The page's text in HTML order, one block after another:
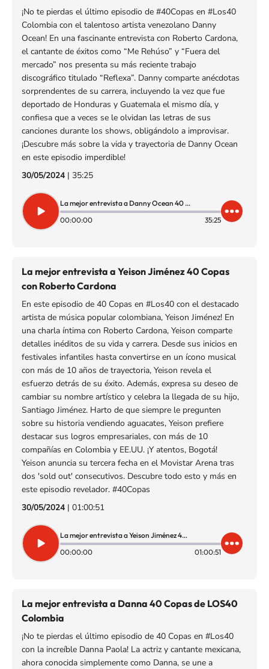
¡No te pierdas el último episodio de #40Copas en #Los40
Colombia con el talentoso artista venezolano Danny
Ocean! En una fascinante entrevista con Roberto Cardona,
el cantante de éxitos como “Me Rehúso” y “Fuera del
mercado” nos presenta su más reciente trabajo
discográfico titulado “Reflexa”. Danny comparte anécdotas
sorprendentes de su carrera, incluyendo la vez que fue
deportado de Honduras y Guatemala el mismo día, y
confiesa que a veces se le olvidan las letras de sus
canciones durante los shows, obligándolo a improvisar.
¡Descubre más sobre la vida y trayectoria de Danny Ocean
en este episodio imperdible!
30/05/2024 | 35:25
La mejor entrevista a Danny Ocean 40 Copas con Roberto Cardona
00:00:00
35:25
La mejor entrevista a Yeison Jiménez 40 Copas
con Roberto Cardona
En este episodio de 40 Copas en #Los40 con el destacado
artista de música popular colombiana, Yeison Jiménez! En
una charla íntima con Roberto Cardona, Yeison comparte
detalles inéditos de su vida y carrera. Desde sus inicios en
festivales infantiles hasta convertirse en un ícono musical
con más de 10 años de trayectoria, Yeison revela el
esfuerzo detrás de su éxito. Además, expresa su deseo de
cambiar su nombre artístico y celebra la llegada de su hijo,
Santiago Jiménez. Harto de que siempre le pregunten
sobre su historia vendiendo aguacates, Yeison prefiere
destacar sus logros empresariales, con más de 10
compañías en Colombia y EE.UU. ¡Y atentos, Bogotá!
Yeison anuncia su tercera fecha en el Movistar Arena tras
dos 'sold out' consecutivos. Descubre todo esto y más en
este episodio revelador. #40Copas
30/05/2024 | 01:00:51
La mejor entrevista a Yeison Jiménez 40 Copas con Roberto Cardona
00:00:00
01:00:51
La mejor entrevista a Danna 40 Copas de LOS40
Colombia
¡No te pierdas el último episodio de 40 Copas en #Los40
con la increíble Danna Paola! La actriz y cantante mexicana,
ahora conocida simplemente como Danna, se une a